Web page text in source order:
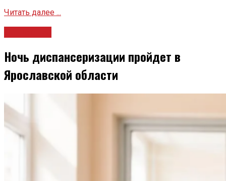
Читать далее ...
Ночь диспансеризации пройдет в
Ярославской области